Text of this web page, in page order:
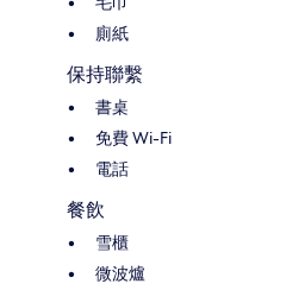
廁紙
保持聯繫
書桌
免費 Wi-Fi
電話
餐飲
雪櫃
微波爐